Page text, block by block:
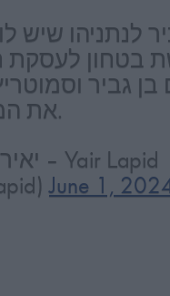
לנתניהו שיש
בטחון לעסקת
גביר
את הממשלה.
June 1,